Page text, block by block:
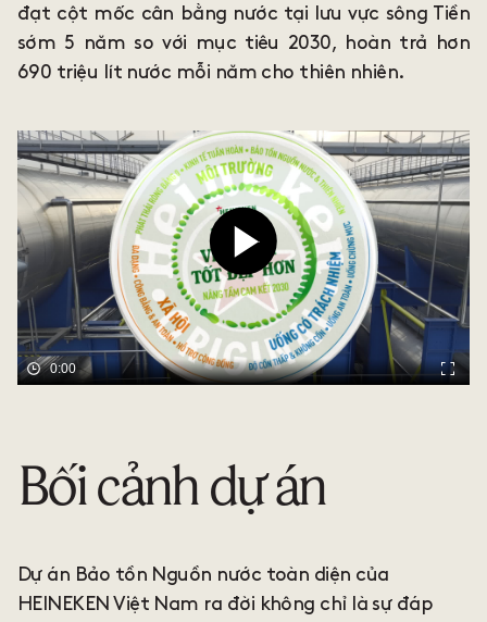
đạt cột mốc cân bằng nước tại lưu vực sông Tiền
sớm 5 năm so với mục tiêu 2030, hoàn trả hơn
690 triệu lít nước mỗi năm cho thiên nhiên.
0:00
Bối cảnh dự án
Dự án Bảo tồn Nguồn nước toàn diện của
HEINEKEN Việt Nam ra đời không chỉ là sự đáp